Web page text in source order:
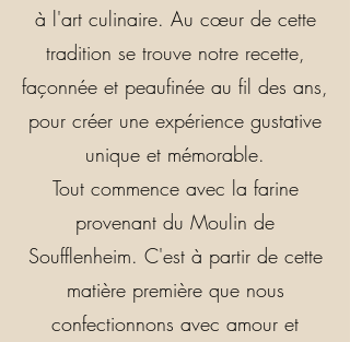
à l'art culinaire. Au cœur de cette
tradition se trouve notre recette,
façonnée et peaufinée au fil des ans,
pour créer une expérience gustative
unique et mémorable.
Tout commence avec la farine
provenant du Moulin de
Soufflenheim. C'est à partir de cette
matière première que nous
confectionnons avec amour et